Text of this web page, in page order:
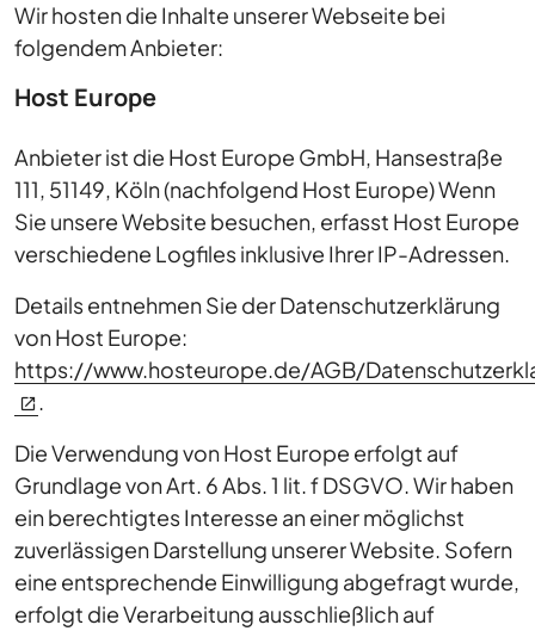
Wir hosten die Inhalte unserer Webseite bei
folgendem Anbieter:
Host Europe
Anbieter ist die Host Europe GmbH, Hansestraße
111, 51149, Köln (nachfolgend Host Europe) Wenn
Sie unsere Website besuchen, erfasst Host Europe
verschiedene Logfiles inklusive Ihrer IP-Adressen.
Details entnehmen Sie der Datenschutzerklärung
von Host Europe:
https://www.hosteurope.de/AGB/
.
Die Verwendung von Host Europe erfolgt auf
Grundlage von Art. 6 Abs. 1 lit. f DSGVO. Wir haben
ein berechtigtes Interesse an einer möglichst
zuverlässigen Darstellung unserer Website. Sofern
eine entsprechende Einwilligung abgefragt wurde,
erfolgt die Verarbeitung ausschließlich auf